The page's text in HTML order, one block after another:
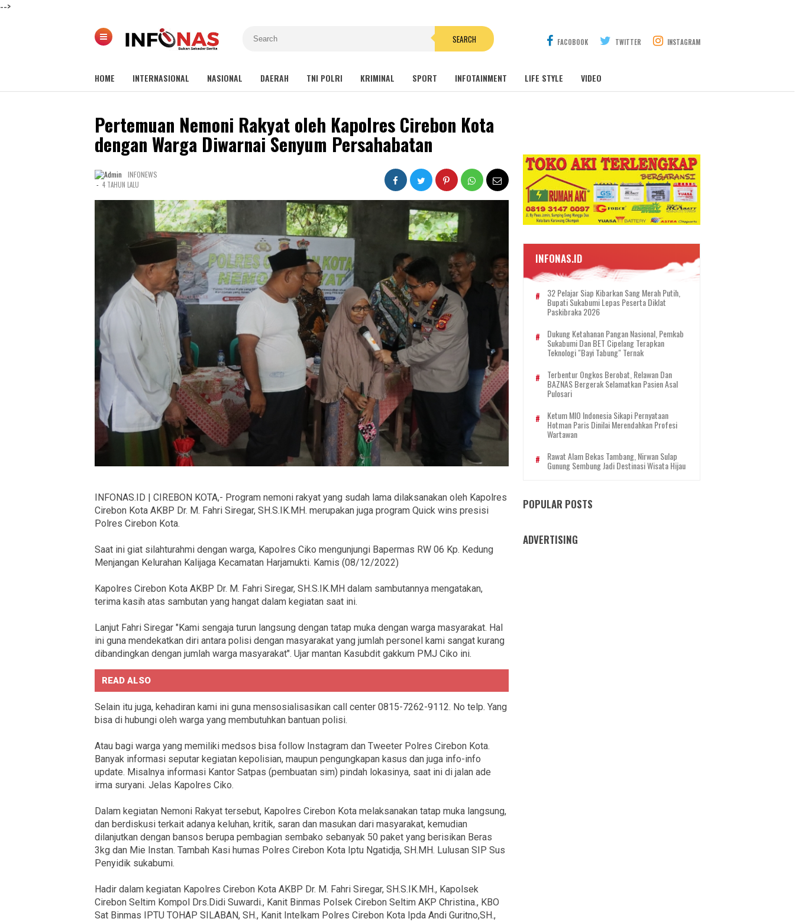
-->
SEARCH FACOBOOK TWITTER INSTAGRAM
HOME INTERNASIONAL NASIONAL DAERAH TNI POLRI KRIMINAL SPORT INFOTAINMENT LIFE STYLE VIDEO
Pertemuan Nemoni Rakyat oleh Kapolres Cirebon Kota
dengan Warga Diwarnai Senyum Persahabatan
INFONEWS
- 4 TAHUN LALU
INFONAS.ID | CIREBON KOTA,- Program nemoni rakyat yang sudah lama dilaksanakan oleh Kapolres
Cirebon Kota AKBP Dr. M. Fahri Siregar, SH.S.IK.MH. merupakan juga program Quick wins presisi
Polres Cirebon Kota.
Saat ini giat silahturahmi dengan warga, Kapolres Ciko mengunjungi Bapermas RW 06 Kp. Kedung
Menjangan Kelurahan Kalijaga Kecamatan Harjamukti. Kamis (08/12/2022)
Kapolres Cirebon Kota AKBP Dr. M. Fahri Siregar, SH.S.IK.MH dalam sambutannya mengatakan,
terima kasih atas sambutan yang hangat dalam kegiatan saat ini.
Lanjut Fahri Siregar "Kami sengaja turun langsung dengan tatap muka dengan warga masyarakat. Hal
ini guna mendekatkan diri antara polisi dengan masyarakat yang jumlah personel kami sangat kurang
dibandingkan dengan jumlah warga masyarakat". Ujar mantan Kasubdit gakkum PMJ Ciko ini.
READ ALSO
Selain itu juga, kehadiran kami ini guna mensosialisasikan call center 0815-7262-9112. No telp. Yang
bisa di hubungi oleh warga yang membutuhkan bantuan polisi.
Atau bagi warga yang memiliki medsos bisa follow Instagram dan Tweeter Polres Cirebon Kota.
Banyak informasi seputar kegiatan kepolisian, maupun pengungkapan kasus dan juga info-info
update. Misalnya informasi Kantor Satpas (pembuatan sim) pindah lokasinya, saat ini di jalan ade
irma suryani. Jelas Kapolres Ciko.
Dalam kegiatan Nemoni Rakyat tersebut, Kapolres Cirebon Kota melaksanakan tatap muka langsung,
dan berdiskusi terkait adanya keluhan, kritik, saran dan masukan dari masyarakat, kemudian
dilanjutkan dengan bansos berupa pembagian sembako sebanyak 50 paket yang berisikan Beras
3kg dan Mie Instan. Tambah Kasi humas Polres Cirebon Kota Iptu Ngatidja, SH.MH. Lulusan SIP Sus
Penyidik sukabumi.
Hadir dalam kegiatan Kapolres Cirebon Kota AKBP Dr. M. Fahri Siregar, SH.S.IK.MH., Kapolsek
Cirebon Seltim Kompol Drs.Didi Suwardi., Kanit Binmas Polsek Cirebon Seltim AKP Christina., KBO
Sat Binmas IPTU TOHAP SILABAN, SH., Kanit Intelkam Polres Cirebon Kota Ipda Andi Guritno,SH.,
INFONAS.ID
32 Pelajar Siap Kibarkan Sang Merah Putih,
Bupati Sukabumi Lepas Peserta Diklat
Paskibraka 2026
Dukung Ketahanan Pangan Nasional, Pemkab
Sukabumi Dan BET Cipelang Terapkan
Teknologi "Bayi Tabung" Ternak
Terbentur Ongkos Berobat, Relawan Dan
BAZNAS Bergerak Selamatkan Pasien Asal
Pulosari
Ketum MIO Indonesia Sikapi Pernyataan
Hotman Paris Dinilai Merendahkan Profesi
Wartawan
Rawat Alam Bekas Tambang, Nirwan Sulap
Gunung Sembung Jadi Destinasi Wisata Hijau
POPULAR POSTS
ADVERTISING